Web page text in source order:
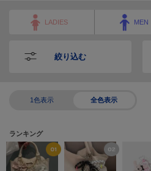
LADIES MEN
絞り込む
1色表示 全色表示
ランキング